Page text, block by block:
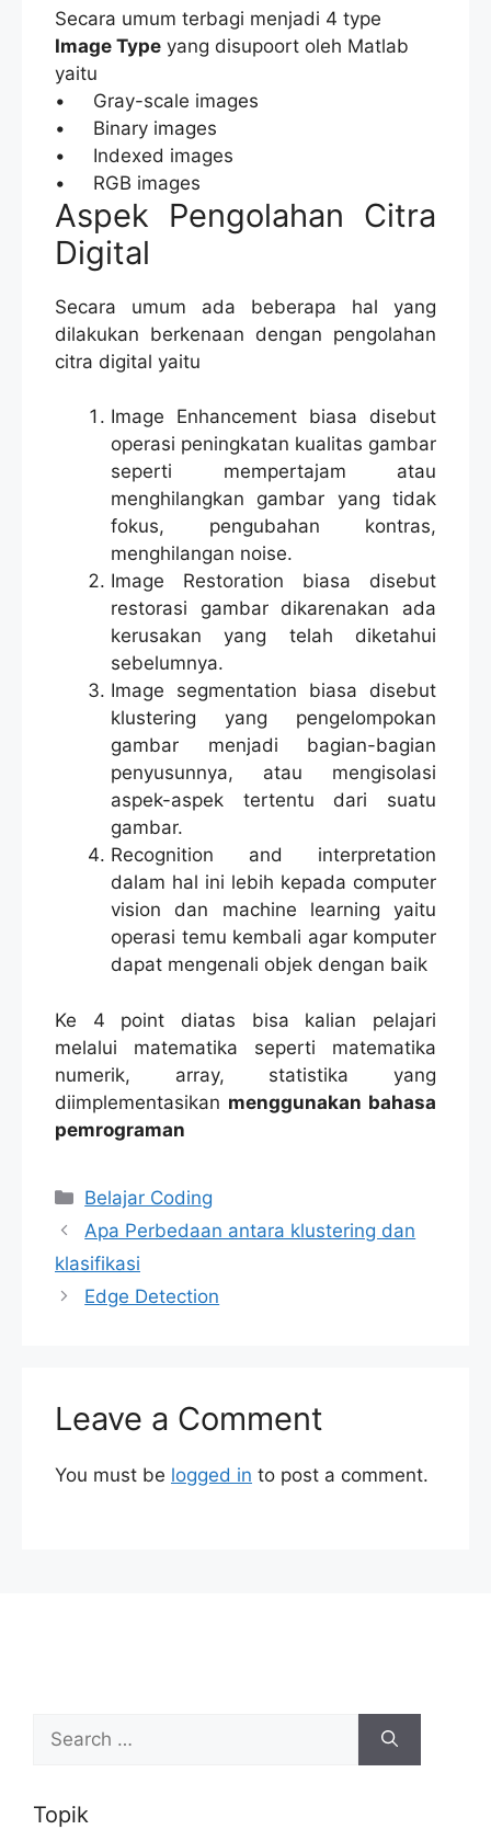
Secara umum terbagi menjadi 4 type
Image Type yang disupoort oleh Matlab
yaitu
• Gray-scale images
• Binary images
• Indexed images
• RGB images
Aspek Pengolahan Citra
Digital
Secara umum ada beberapa hal yang
dilakukan berkenaan dengan pengolahan
citra digital yaitu
Image Enhancement biasa disebut
operasi peningkatan kualitas gambar
seperti mempertajam atau
menghilangkan gambar yang tidak
fokus, pengubahan kontras,
menghilangan noise.
Image Restoration biasa disebut
restorasi gambar dikarenakan ada
kerusakan yang telah diketahui
sebelumnya.
Image segmentation biasa disebut
klustering yang pengelompokan
gambar menjadi bagian-bagian
penyusunnya, atau mengisolasi
aspek-aspek tertentu dari suatu
gambar.
Recognition and interpretation
dalam hal ini lebih kepada computer
vision dan machine learning yaitu
operasi temu kembali agar komputer
dapat mengenali objek dengan baik
Ke 4 point diatas bisa kalian pelajari
melalui matematika seperti matematika
numerik, array, statistika yang
diimplementasikan menggunakan bahasa
pemrograman
Categories
Belajar Coding
Apa Perbedaan antara klustering dan
klasifikasi
Edge Detection
Leave a Comment
You must be logged in to post a comment.
Search
for:
Topik